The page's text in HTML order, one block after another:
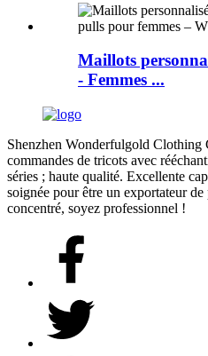
Maillots
- Femmes ...
Shenzhen Wonderfulgold Clothing
commandes de tricots avec
séries ; haute qualité. Excellente
soignée pour être un exportateur
concentré, soyez professionnel !